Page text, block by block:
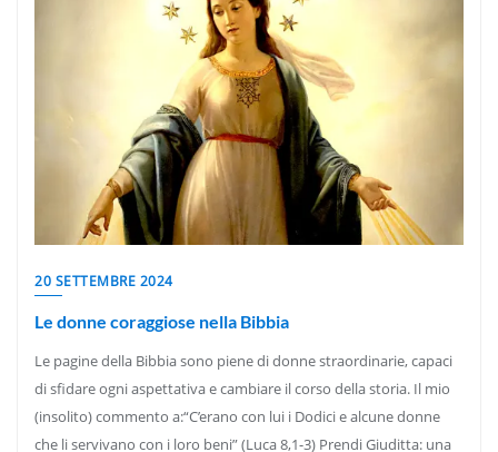
20 SETTEMBRE 2024
Le donne coraggiose nella Bibbia
Le pagine della Bibbia sono piene di donne straordinarie, capaci
di sfidare ogni aspettativa e cambiare il corso della storia. Il mio
(insolito) commento a:“C’erano con lui i Dodici e alcune donne
che li servivano con i loro beni” (Luca 8,1-3) Prendi Giuditta: una